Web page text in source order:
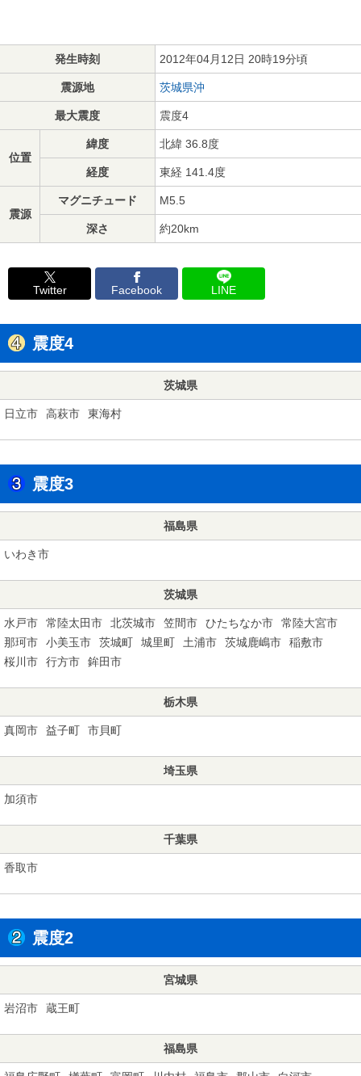
発生時刻 2012年04月12日 20時19分頃
震源地 茨城県沖
最大震度 震度4
位置
緯度 北緯 36.8度
経度 東経 141.4度
震源
マグニチュード M5.5
深さ 約20km
Twitter Facebook LINE
震度4
茨城県
日立市 高萩市 東海村
震度3
福島県
いわき市
茨城県
水戸市 常陸太田市 北茨城市 笠間市 ひたちなか市
常陸大宮市
那珂市
小美玉市 茨城町 城里町 土浦市 茨城鹿嶋市
稲敷市
桜川市
行方市 鉾田市
栃木県
真岡市 益子町 市貝町
埼玉県
加須市
千葉県
香取市
震度2
宮城県
岩沼市 蔵王町
福島県